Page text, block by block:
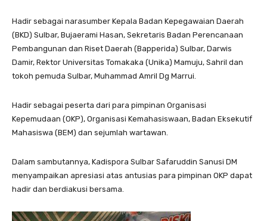
Hadir sebagai narasumber Kepala Badan Kepegawaian Daerah
(BKD) Sulbar, Bujaerami Hasan, Sekretaris Badan Perencanaan
Pembangunan dan Riset Daerah (Bapperida) Sulbar, Darwis
Damir, Rektor Universitas Tomakaka (Unika) Mamuju, Sahril dan
tokoh pemuda Sulbar, Muhammad Amril Dg Marrui.
Hadir sebagai peserta dari para pimpinan Organisasi
Kepemudaan (OKP), Organisasi Kemahasiswaan, Badan Eksekutif
Mahasiswa (BEM) dan sejumlah wartawan.
Dalam sambutannya, Kadispora Sulbar Safaruddin Sanusi DM
menyampaikan apresiasi atas antusias para pimpinan OKP dapat
hadir dan berdiakusi bersama.